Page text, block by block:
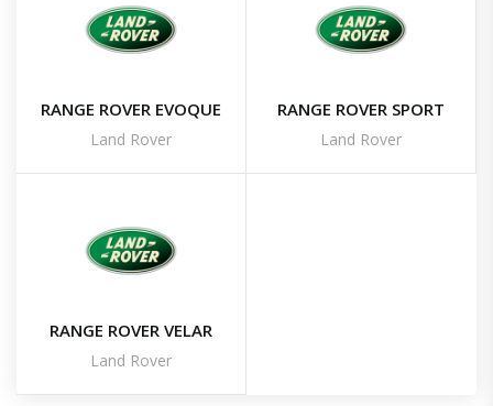
RANGE ROVER EVOQUE
Land Rover
RANGE ROVER SPORT
Land Rover
RANGE ROVER VELAR
Land Rover